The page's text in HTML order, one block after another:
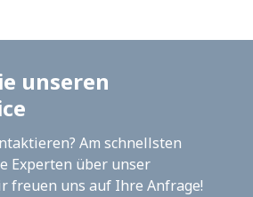
unseren
Am schnellsten
Experten über unser
freuen uns auf Ihre Anfrage!